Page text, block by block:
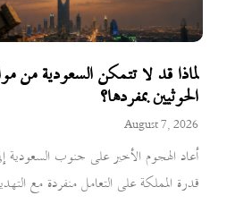
لماذا قد لا تتمكن السعودية
الحوثيين بمفردها؟
August 7, 2026
أعاد الهجوم الأخير على جنوب
قدرة المملكة على التعامل منفردة مع